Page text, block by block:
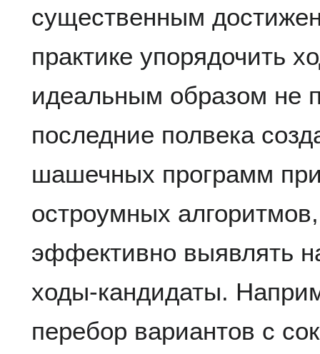
существенным
практике упорядочить
идеальным образом не
последние полвека
шашечных программ
остроумных
эффективно выявлять
ходы-кандидаты.
перебор вариантов с